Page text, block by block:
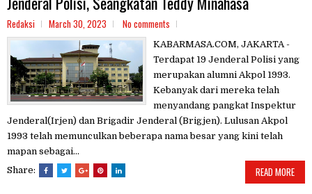
Redaksi March 30, 2023 No comments
KABARMASA.COM, JAKARTA -
Terdapat 19 Jenderal Polisi yang
merupakan alumni Akpol 1993.
Kebanyak dari mereka telah
menyandang pangkat Inspektur
Jenderal(Irjen) dan Brigadir Jenderal (Brigjen). Lulusan Akpol
1993 telah memunculkan beberapa nama besar yang kini telah
mapan sebagai...
Share:
READ MORE